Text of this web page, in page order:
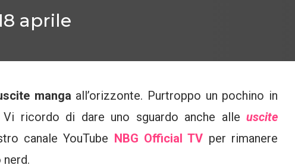
aprile
manga all’orizzonte. Purtroppo un pochino in
ricordo di dare uno sguardo anche alle uscite
canale YouTube NBG Official TV per rimanere